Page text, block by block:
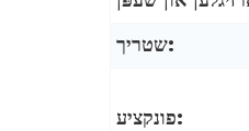
שטריך:
פונקציע: